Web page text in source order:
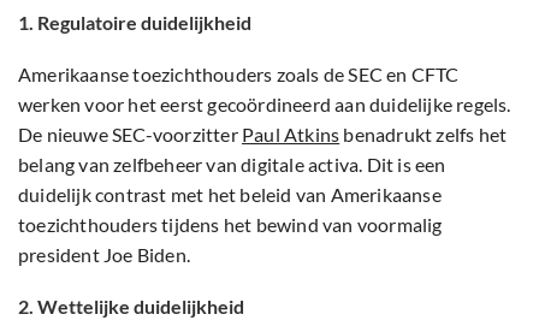
1. Regulatoire duidelijkheid
Amerikaanse toezichthouders zoals de SEC en CFTC
werken voor het eerst gecoördineerd aan duidelijke regels.
De nieuwe SEC-voorzitter Paul Atkins benadrukt zelfs het
belang van zelfbeheer van digitale activa. Dit is een
duidelijk contrast met het beleid van Amerikaanse
toezichthouders tijdens het bewind van voormalig
president Joe Biden.
2. Wettelijke duidelijkheid